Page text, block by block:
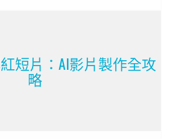
短片：AI影片製作全攻
略